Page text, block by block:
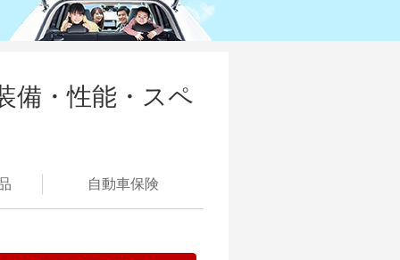
備・性能・スペ
自動車保険